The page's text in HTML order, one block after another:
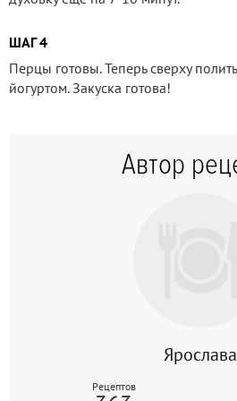
ШАГ 4
Перцы готовы. Теперь сверху
йогуртом. Закуска готова!
Автор
Ярослава
Рецептов